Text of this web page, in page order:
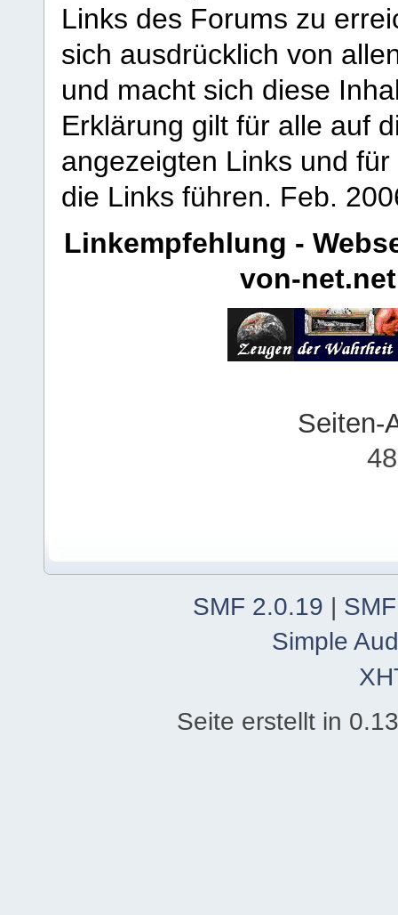
Links des Forums zu
sich ausdrücklich von
und macht sich diese
Erklärung gilt für alle auf
angezeigten Links und
die Links führen. Feb.
Linkempfehlung -
von-net.net
Seiten-
SMF 2.0.19 |
Simple
Seite erstellt in